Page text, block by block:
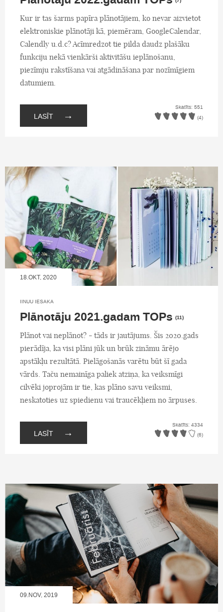
Kur ir tas šarms papīra plānotājiem, ko nevar aizvietot
elektroniskie plānotāji kā, piemēram, GoogleCalendar,
Calendly u.d.c? Acīmredzot tie pilda daudz plašāku
funkciju nekā vienkārši aktivitāšu ieplānošanu,
piezīmju rakstīšana vai atgādināšana par nozīmīgiem
datumiem.
LASĪT →
Skatīts: 551
(4)
18.OKT, 2020
IINUU IESAKA
Plānotāju 2021.gadam TOPs (11)
Plānot vai neplānot? - tāds ir jautājums. Šis 2020.gads
pierādīja, ka visi plāni jūk un brūk zināmu ārējo
apstākļu rezultātā. Pielāgošanās varētu būt šī gada
vārds. Taču nemainīga paliek atziņa, ka veiksmīgi
cilvēki joprojām ir tie, kas plāno savu veiksmi,
neskatoties uz spiedienu vai traucēkļiem no ārpuses.
LASĪT →
Skatīts: 4334
(6)
09.NOV, 2019